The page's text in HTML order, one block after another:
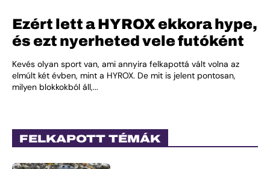
Ezért lett a HYROX ekkora hype,
és ezt nyerheted vele futóként
Kevés olyan sport van, ami annyira felkapottá vált volna az
elmúlt két évben, mint a HYROX. De mit is jelent pontosan,
milyen blokkokból áll,...
FELKAPOTT TÉMÁK